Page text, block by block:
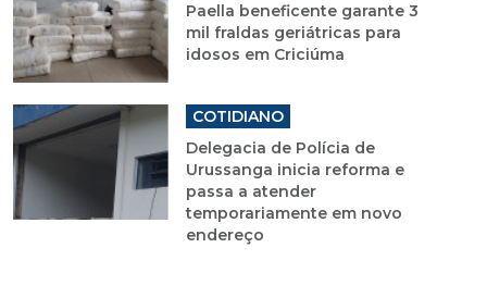
Paella beneficente garante 3
mil fraldas geriátricas para
idosos em Criciúma
COTIDIANO
Delegacia de Polícia de
Urussanga inicia reforma e
passa a atender
temporariamente em novo
endereço